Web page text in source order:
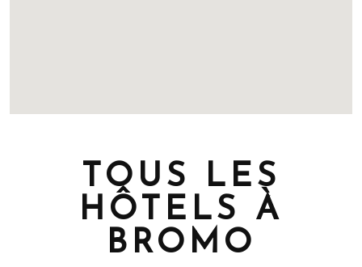
TOUS LES
HÔTELS À
BROMO